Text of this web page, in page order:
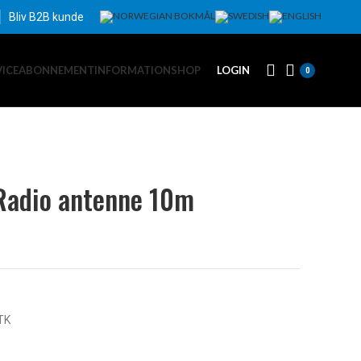
Bliv B2B kunde
INFORMATIONSHOP LOGIN 0
antenne 10m